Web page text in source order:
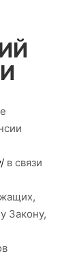
в связи
Закону,